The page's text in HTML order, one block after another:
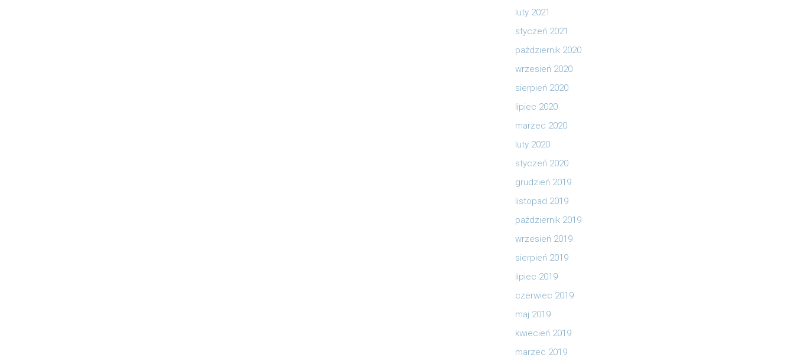
luty 2021
styczeń 2021
październik 2020
wrzesień 2020
sierpień 2020
lipiec 2020
marzec 2020
luty 2020
styczeń 2020
grudzień 2019
listopad 2019
październik 2019
wrzesień 2019
sierpień 2019
lipiec 2019
czerwiec 2019
maj 2019
kwiecień 2019
marzec 2019